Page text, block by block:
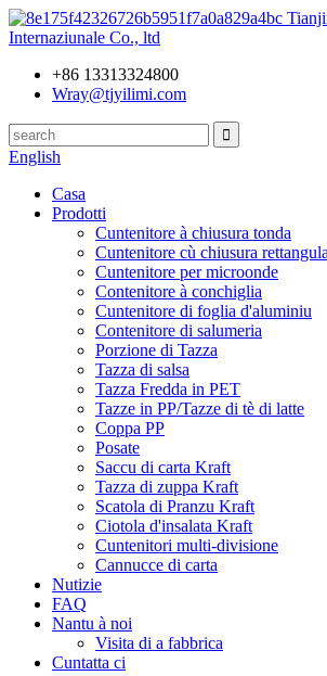
Internaziunale Co., ltd
+86 13313324800
Wray@tjyilimi.com
English
Casa
Prodotti
Cuntenitore à chiusura tonda
Cuntenitore cù chiusura
Cuntenitore per microonde
Contenitore à conchiglia
Cuntenitore di foglia d'aluminiu
Contenitore di salumeria
Porzione di Tazza
Tazza di salsa
Tazza Fredda in PET
Tazze in PP/Tazze di tè di latte
Coppa PP
Posate
Saccu di carta Kraft
Tazza di zuppa Kraft
Scatola di Pranzu Kraft
Ciotola d'insalata Kraft
Cuntenitori multi-divisione
Cannucce di carta
Nutizie
FAQ
Nantu à noi
Visita di a fabbrica
Cuntatta ci